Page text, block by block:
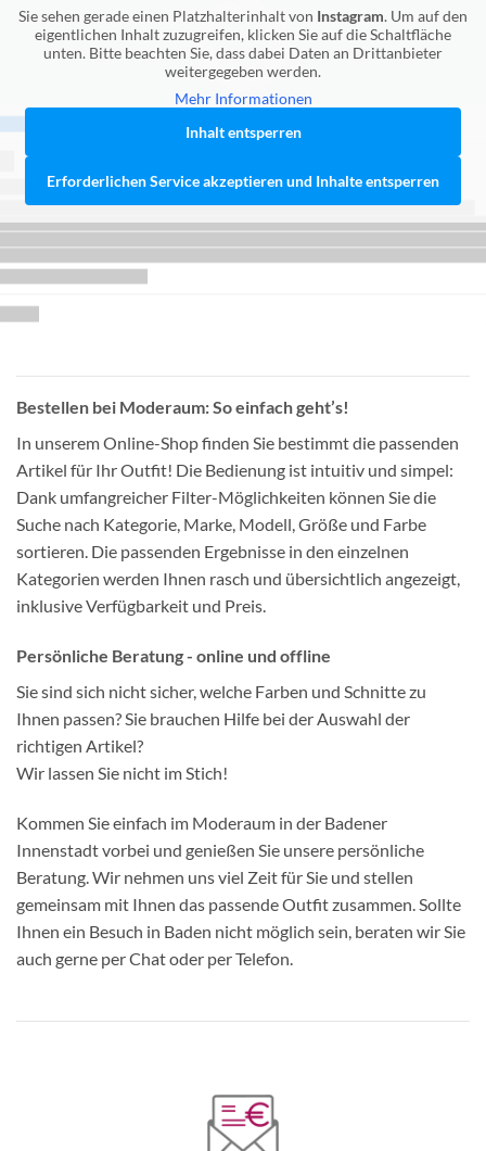
Sie sehen gerade einen Platzhalterinhalt von Instagram. Um auf den
eigentlichen Inhalt zuzugreifen, klicken Sie auf die Schaltfläche
unten. Bitte beachten Sie, dass dabei Daten an Drittanbieter
weitergegeben werden.
Mehr Informationen
Inhalt entsperren
Erforderlichen Service akzeptieren und Inhalte entsperren
Bestellen bei Moderaum: So einfach geht’s!
In unserem Online-Shop finden Sie bestimmt die passenden
Artikel für Ihr Outfit! Die Bedienung ist intuitiv und simpel:
Dank umfangreicher Filter-Möglichkeiten können Sie die
Suche nach Kategorie, Marke, Modell, Größe und Farbe
sortieren. Die passenden Ergebnisse in den einzelnen
Kategorien werden Ihnen rasch und übersichtlich angezeigt,
inklusive Verfügbarkeit und Preis.
Persönliche Beratung - online und offline
Sie sind sich nicht sicher, welche Farben und Schnitte zu
Ihnen passen? Sie brauchen Hilfe bei der Auswahl der
richtigen Artikel?
Wir lassen Sie nicht im Stich!
Kommen Sie einfach im Moderaum in der Badener
Innenstadt vorbei und genießen Sie unsere persönliche
Beratung. Wir nehmen uns viel Zeit für Sie und stellen
gemeinsam mit Ihnen das passende Outfit zusammen. Sollte
Ihnen ein Besuch in Baden nicht möglich sein, beraten wir Sie
auch gerne per Chat oder per Telefon.